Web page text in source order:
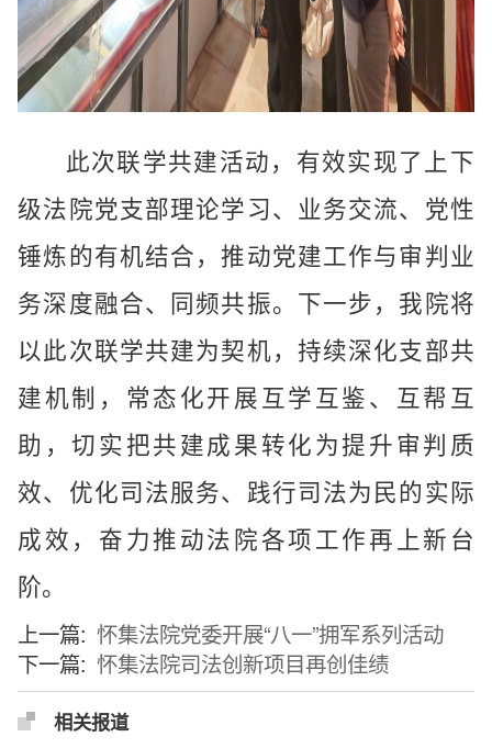
此次联学共建活动，有效实现了上下
级法院党支部理论学习、业务交流、党性
锤炼的有机结合，推动党建工作与审判业
务深度融合、同频共振。下一步，我院将
以此次联学共建为契机，持续深化支部共
建机制，常态化开展互学互鉴、互帮互
助，切实把共建成果转化为提升审判质
效、优化司法服务、践行司法为民的实际
成效，奋力推动法院各项工作再上新台
阶。
上一篇:怀集法院党委开展“八一”拥军系列活动
下一篇:怀集法院司法创新项目再创佳绩
相关报道